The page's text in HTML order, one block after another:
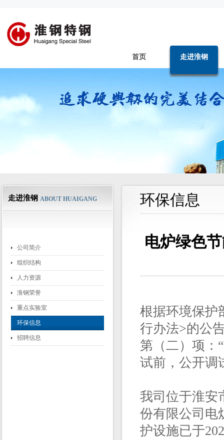
首页 走进淮钢
走进淮钢 ABOUT HUAIGANG
公司简介
组织结构
人力资源
淮钢荣誉
重点实验室
环保信息
招聘信息
环保信息
电炉绿色
根据环境保护
行办法>的公
第（二）项：
试前，公开调
我司位于淮安
份有限公司电
护设施已于